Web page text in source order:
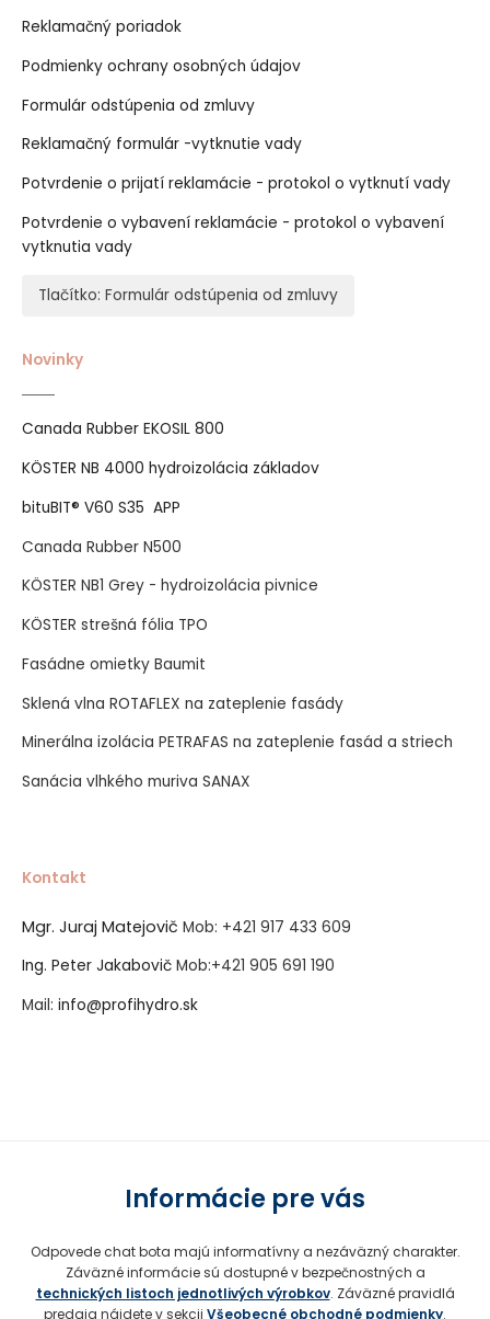
Reklamačný poriadok
Podmienky ochrany osobných údajov
Formulár odstúpenia od zmluvy
Reklamačný formulár -vytknutie vady
Potvrdenie o prijatí reklamácie - protokol o vytknutí vady
Potvrdenie o vybavení reklamácie - protokol o vybavení
vytknutia vady
Tlačítko: Formulár odstúpenia od zmluvy
Novinky
Canada Rubber EKOSIL 800
KÖSTER NB 4000 hydroizolácia základov
bituBIT® V60 S35 APP
Canada Rubber N500
KÖSTER NB1 Grey - hydroizolácia pivnice
KÖSTER strešná fólia TPO
Fasádne omietky Baumit
Sklená vlna ROTAFLEX na zateplenie fasády
Minerálna izolácia PETRAFAS na zateplenie fasád a striech
Sanácia vlhkého muriva SANAX
Kontakt
Mgr. Juraj Matejovič Mob: +421 917 433 609
Ing. Peter Jakabovič Mob:+421 905 691 190
Mail: info@profihydro.sk
Informácie pre vás
Odpovede chat bota majú informatívny a nezáväzný charakter.
Záväzné informácie sú dostupné v bezpečnostných a
technických listoch jednotlivých výrobkov. Záväzné pravidlá
predaja nájdete v sekcii Všeobecné obchodné podmienky.